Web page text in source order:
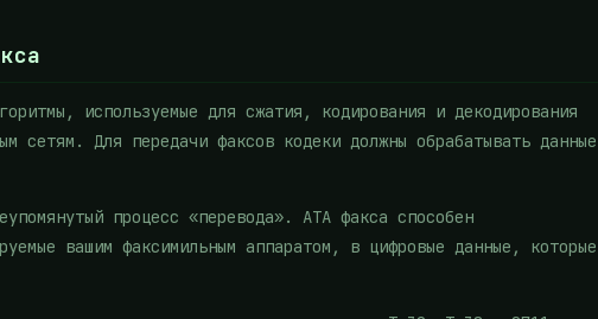
используемые для сжатия, кодирования и декодирования
сетям. Для передачи факсов кодеки должны обрабатывать данные
процесс «перевода». АТА факса способен
вашим факсимильным аппаратом, в цифровые данные, которые